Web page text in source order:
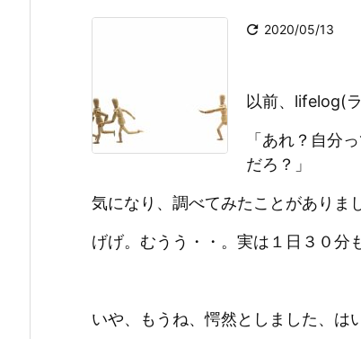
 2020/05/13
以前、lifelog(
「あれ？自分
だろ？」
気になり、調べてみたことがありま
げげ。むうう・・。実は１日３０分
いや、もうね、愕然としました、はい